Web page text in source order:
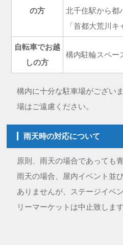
の方
北千住駅から都
「首都大荒川
自転車でお越
しの方
構内駐輪スペー
構内に十分な駐車場がござい
場はご遠慮ください。
雨天時の対応について
原則、雨天の場合であっても
雨天の場合、屋内イベント並
ありませんが、ステージイベ
リーマーケットは中止致します